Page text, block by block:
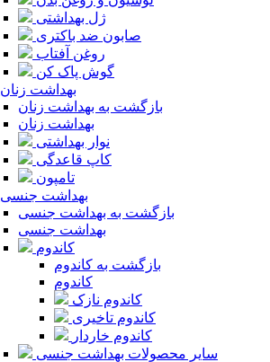
ژل بهداشتی
صابون ضد باکتری
روغن آفتاب
گوش پاک کن
بهداشت زنان
بازگشت به بهداشت زنان
بهداشت زنان
نوار بهداشتی
کاپ قاعدگی
تامپون
بهداشت جنسی
بازگشت به بهداشت جنسی
بهداشت جنسی
کاندوم
بازگشت به کاندوم
کاندوم
کاندوم نازک
کاندوم تاخیری
کاندوم خاردار
سایر محصولات بهداشت جنسی